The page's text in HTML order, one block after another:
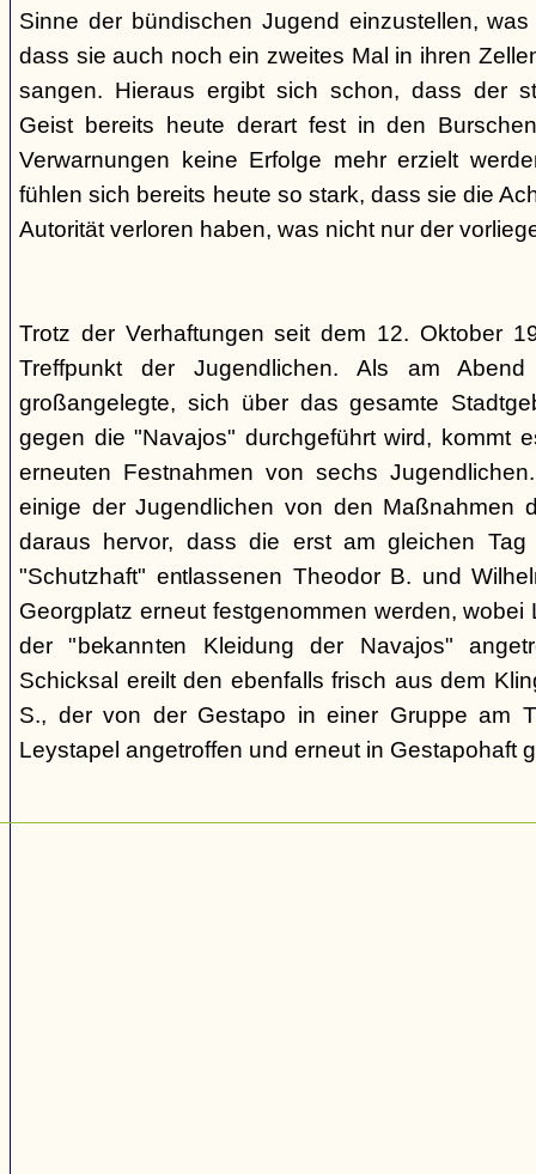
Sinne der bündischen Jugend einzustellen,
dass sie auch noch ein zweites Mal in ihren
sangen. Hieraus ergibt sich schon, dass der
Geist bereits heute derart fest in den
Verwarnungen keine Erfolge mehr erzielt
fühlen sich bereits heute so stark, dass sie die
Autorität verloren haben, was nicht nur der
Trotz der Verhaftungen seit dem 12. Oktober
Treffpunkt der Jugendlichen. Als am
großangelegte, sich über das gesamte
gegen die "Navajos" durchgeführt wird, kommt
erneuten Festnahmen von sechs
einige der Jugendlichen von den Maßnahmen
daraus hervor, dass die erst am gleichen Tag
"Schutzhaft" entlassenen Theodor B. und
Georgplatz erneut festgenommen werden, wobei
der "bekannten Kleidung der Navajos"
Schicksal ereilt den ebenfalls frisch aus dem
S., der von der Gestapo in einer Gruppe am
Leystapel angetroffen und erneut in Gestapohaft